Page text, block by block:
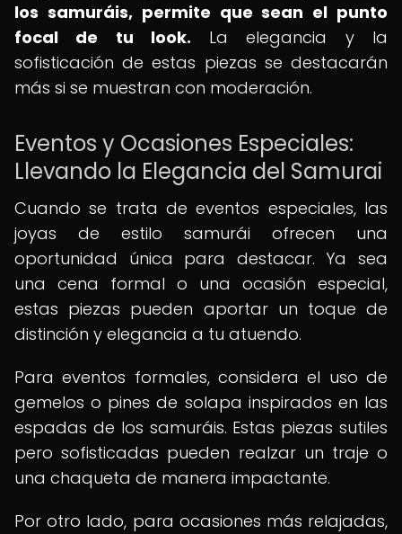
los samuráis, permite que sean el punto
focal de tu look. La elegancia y la
sofisticación de estas piezas se destacarán
más si se muestran con moderación.
Eventos y Ocasiones Especiales:
Llevando la Elegancia del Samurai
Cuando se trata de eventos especiales, las
joyas de estilo samurái ofrecen una
oportunidad única para destacar. Ya sea
una cena formal o una ocasión especial,
estas piezas pueden aportar un toque de
distinción y elegancia a tu atuendo.
Para eventos formales, considera el uso de
gemelos o pines de solapa inspirados en las
espadas de los samuráis. Estas piezas sutiles
pero sofisticadas pueden realzar un traje o
una chaqueta de manera impactante.
Por otro lado, para ocasiones más relajadas,